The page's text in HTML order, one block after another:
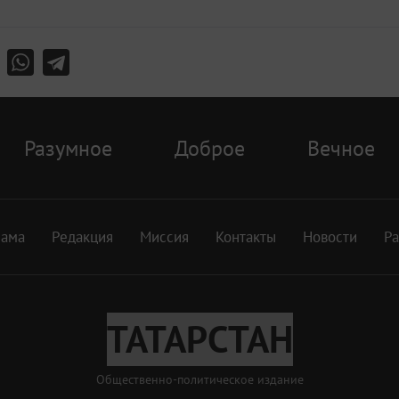
Разумное Доброе Вечное
Редакция Миссия Контакты Новости
ТАТАРСТАН
Общественно-политическое издание